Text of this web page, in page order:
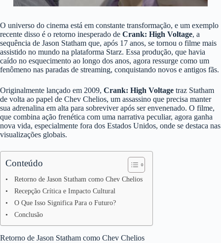
O universo do cinema está em constante transformação, e um exemplo
recente disso é o retorno inesperado de Crank: High Voltage, a
sequência de Jason Statham que, após 17 anos, se tornou o filme mais
assistido no mundo na plataforma Starz. Essa produção, que havia
caído no esquecimento ao longo dos anos, agora ressurge como um
fenômeno nas paradas de streaming, conquistando novos e antigos fãs.
Originalmente lançado em 2009, Crank: High Voltage traz Statham
de volta ao papel de Chev Chelios, um assassino que precisa manter
sua adrenalina em alta para sobreviver após ser envenenado. O filme,
que combina ação frenética com uma narrativa peculiar, agora ganha
nova vida, especialmente fora dos Estados Unidos, onde se destaca nas
visualizações globais.
Conteúdo
Retorno de Jason Statham como Chev Chelios
Recepção Crítica e Impacto Cultural
O Que Isso Significa Para o Futuro?
Conclusão
Retorno de Jason Statham como Chev Chelios